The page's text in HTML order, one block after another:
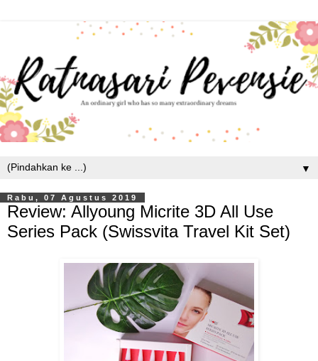
▼
Rabu, 07 Agustus 2019
Review: Allyoung Micrite 3D All Use
Series Pack (Swissvita Travel Kit Set)